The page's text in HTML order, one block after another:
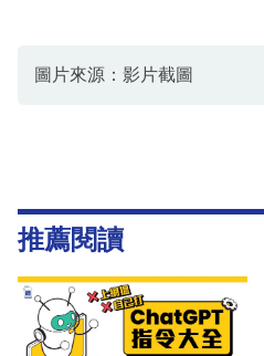
圖片來源：影片截圖
推薦閱讀